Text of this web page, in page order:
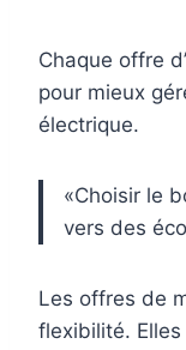
Chaque offre
pour mieux
électrique.
«Choisir le
vers des
Les offres de
flexibilité.